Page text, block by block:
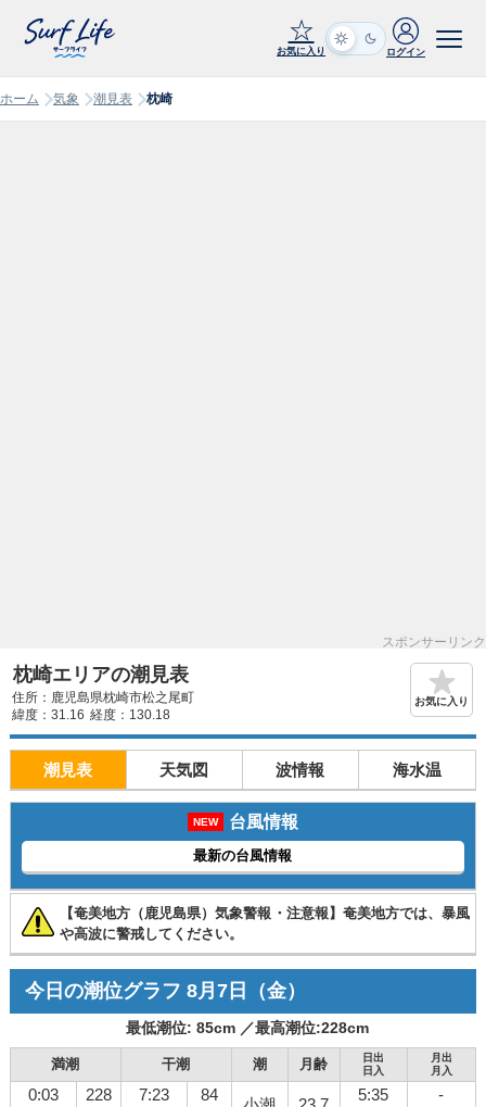
☆
お気に入り ログイン
ホーム 気象 潮見表 枕崎
スポンサーリンク
枕崎エリアの潮見表
住所：鹿児島県枕崎市松之尾町
緯度：31.16 経度：130.18
お気に入り
潮見表 天気図 波情報 海水温
NEW 台風情報
最新の台風情報
【奄美地方（鹿児島県）気象警報・注意報】奄美地方では、暴風
や高波に警戒してください。
今日の潮位グラフ 8月7日 （金）
最低潮位: 85cm ／最高潮位:228cm
満潮 干潮 潮 月齢
日出
日入
月出
月入
0:03
228
7:23
84
5:35
-